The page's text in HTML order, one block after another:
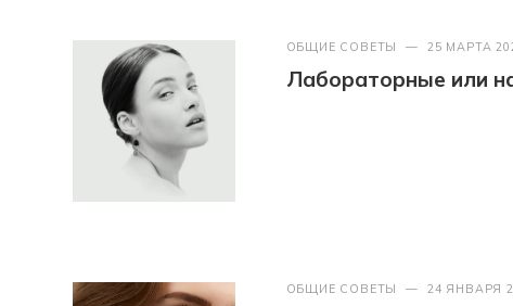
ОБЩИЕ СОВЕТЫ — 25 МАРТА
Лабораторные или
ОБЩИЕ СОВЕТЫ — 24 ЯНВАРЯ